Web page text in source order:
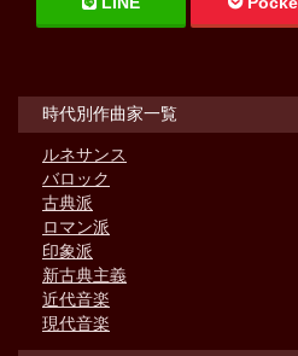
時代別作曲家一覧
ルネサンス
バロック
古典派
ロマン派
印象派
新古典主義
近代音楽
現代音楽